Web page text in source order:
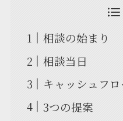
相談の始まり
相談当日
キャッシュフ
3つの提案